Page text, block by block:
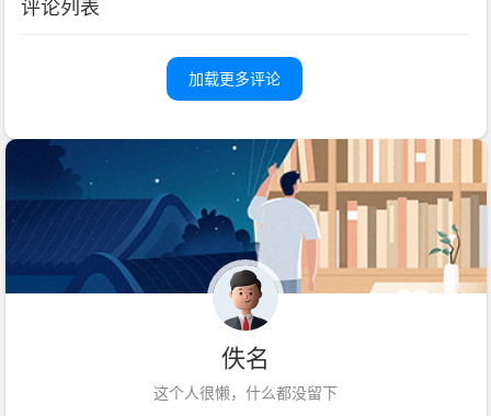
评论列表
加载更多评论
佚名
这个人很懒，什么都没留下